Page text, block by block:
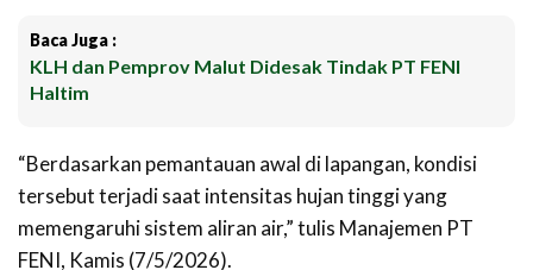
Baca Juga :
KLH dan Pemprov Malut Didesak Tindak PT FENI
Haltim
‎“Berdasarkan pemantauan awal di lapangan, kondisi
tersebut terjadi saat intensitas hujan tinggi yang
memengaruhi sistem aliran air,” tulis Manajemen PT
FENI, Kamis (7/5/2026).